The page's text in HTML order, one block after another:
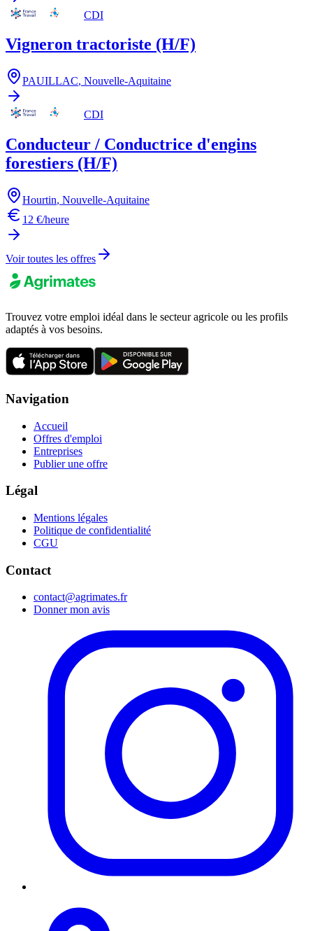
CDI
Vigneron tractoriste (H/F)
PAUILLAC, Nouvelle-Aquitaine
CDI
Conducteur / Conductrice d'engins
forestiers (H/F)
Hourtin, Nouvelle-Aquitaine
12 €/heure
Voir toutes les offres
Trouvez votre emploi idéal dans le secteur agricole ou les profils
adaptés à vos besoins.
Navigation
Accueil
Offres d'emploi
Entreprises
Publier une offre
Légal
Mentions légales
Politique de confidentialité
CGU
Contact
contact@agrimates.fr
Donner mon avis